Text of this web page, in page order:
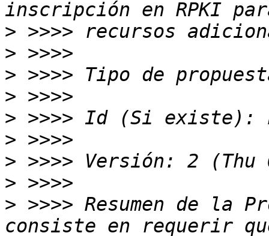
>
>
>
>
>
>
>
>
> >>>> Resumen de la